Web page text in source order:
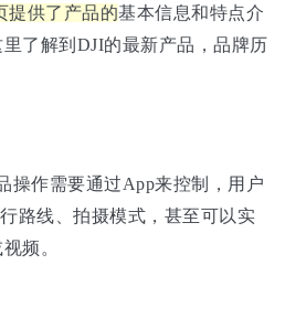
提供了产品的基本信息和特点介
了解到DJI的最新产品，品牌历
操作需要通过App来控制，用户
路线、拍摄模式，甚至可以实
频。